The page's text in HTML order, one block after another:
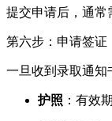
提交申请后，通常
第六步：申请签证
一旦收到录取通知
护照 ：有效